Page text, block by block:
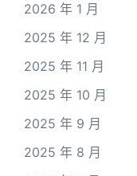
2026 年 1 月
2025 年 12 月
2025 年 11 月
2025 年 10 月
2025 年 9 月
2025 年 8 月